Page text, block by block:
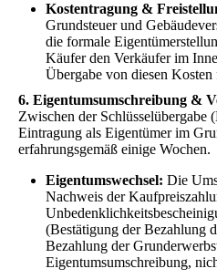
Kostentragung &
Grundsteuer und
die formale
Käufer den Verkäufer im
Übergabe von diesen Kosten
6. Eigentumsumschreibung &
Zwischen der Schlüsselübergabe
Eintragung als Eigentümer im
erfahrungsgemäß einige Wochen.
Eigentumswechsel: Die
Nachweis der
(Bestätigung der Bezahlung
Bezahlung der
Eigentumsumschreibung,